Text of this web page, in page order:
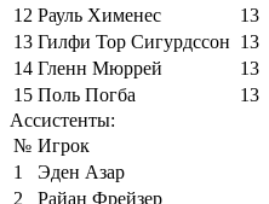
12 Рауль Хименес
13
13 Гилфи Тор Сигурдссон 13
14 Гленн Мюррей
13
15 Поль Погба
13
Ассистенты:
№ Игрок
1
Эден Азар
2
Райан Фрейзер